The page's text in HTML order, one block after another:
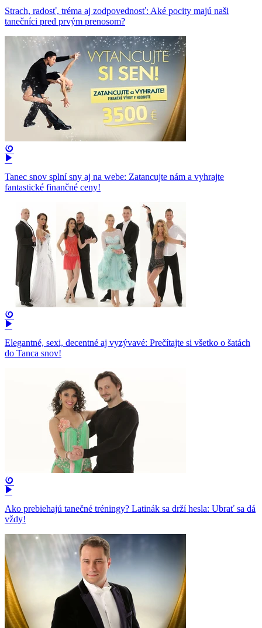
Strach, radosť, tréma aj zodpovednosť: Aké pocity majú naši
tanečníci pred prvým prenosom?
Tanec snov splní sny aj na webe: Zatancujte nám a vyhrajte
fantastické finančné ceny!
Elegantné, sexi, decentné aj vyzývavé: Prečítajte si všetko o šatách
do Tanca snov!
Ako prebiehajú tanečné tréningy? Latinák sa drží hesla: Ubrať sa dá
vždy!